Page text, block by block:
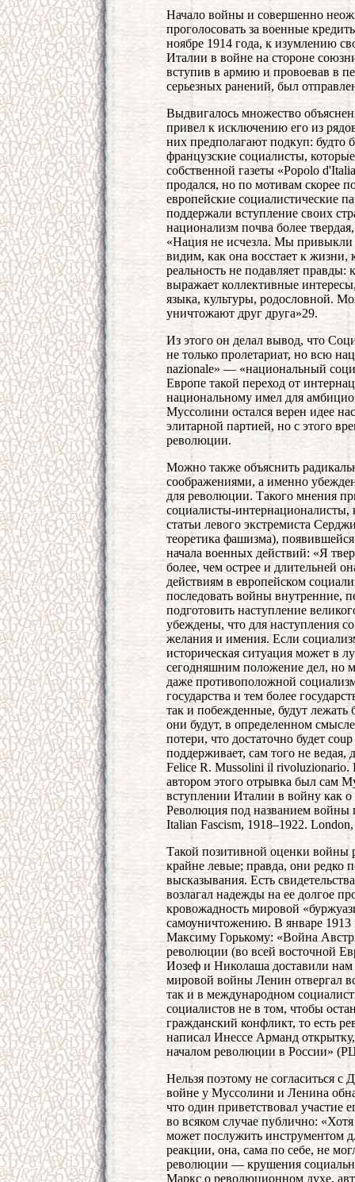
Начало войны и совершенно
проголосовать за военные
ноябре 1914 года, к изумлению
Италии в войне на стороне
вступив в армию и провоевав в
серьезных ранений, был
Выдвигалось множество
привел к исключению его из
них предполагают подкуп: будто
французские социалисты,
собственной газеты «Popolo
продался, но по мотивам скорее
европейские социалистические
поддержали вступление своих
национализм почва более
«Нация не исчезла. Мы
видим, как она восстает к жизни,
реальность не подавляет
выражает коллективные
языка, культуры, родословной.
уничтожают друг друга»29.
Из этого он делал вывод, что
не только пролетариат, но всю
nazionale» — «национальный
Европе такой переход от
национальному имел для
Муссолини остался верен идее
элитарной партией, но с этого
революции.
Можно также объяснить
соображениями, а именно
для революции. Такого мнения
социалисты-интернационалисты,
статьи левого экстремиста
теоретика фашизма),
начала военных действий: «Я
более, чем острее и длительней
действиям в европейском
последовать войны внутренние,
подготовить наступление
убеждены, что для наступления
желания и имения. Если
историческая ситуация может в
сегодняшним положение дел, но
даже противоположной
государства и тем более
так и побежденные, будут
они будут, в определенном
потери, что достаточно будет
поддерживает, сам того не
Felice R. Mussolini il rivoluzionario.
автором этого отрывка был сам
вступлении Италии в войну как
Революция под названием войны
Italian Fascism, 1918–1922.
Такой позитивной оценки войны
крайне левые; правда, они редко
высказывания. Есть
возлагал надежды на ее долгое
кровожадность мировой
самоуничтожению. В январе 1913
Максиму Горькому: «Война
революции (во всей восточной
Иозеф и Николаша доставили
мировой войны Ленин отвергал
так и в международном
социалистов не в том, чтобы
гражданский конфликт, то есть
написал Инессе Арманд
началом революции в России»
Нельзя поэтому не согласиться
войне у Муссолини и Ленина
что один приветствовал участие
во всяком случае публично:
может послужить инструментом
реакции, она, сама по себе, не
революции — крушения
Маркс о революционном духе,